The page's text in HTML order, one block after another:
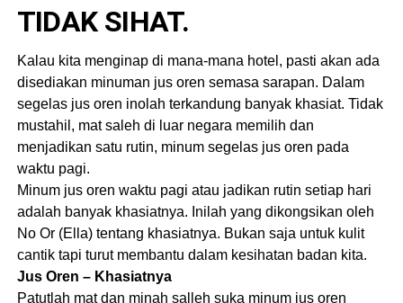
TIDAK SIHAT.
Kalau kita menginap di mana-mana hotel, pasti akan ada
disediakan minuman jus oren semasa sarapan. Dalam
segelas jus oren inolah terkandung banyak khasiat. Tidak
mustahil, mat saleh di luar negara memilih dan
menjadikan satu rutin, minum segelas jus oren pada
waktu pagi.
Minum jus oren waktu pagi atau jadikan rutin setiap hari
adalah banyak khasiatnya. Inilah yang dikongsikan oleh
No Or (Ella) tentang khasiatnya. Bukan saja untuk kulit
cantik tapi turut membantu dalam kesihatan badan kita.
Jus Oren – Khasiatnya
Patutlah mat dan minah salleh suka minum jus oren